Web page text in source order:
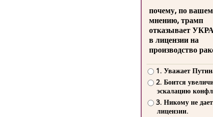
почему, по
мнению, трамп
отказывает
в лицензии на
производство
1. Уважает
2. Боится
эскалацию
3. Никому не
лицензии.